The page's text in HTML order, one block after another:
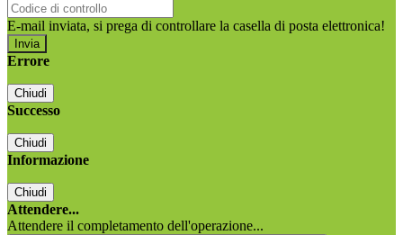
E-mail inviata, si prega di controllare la casella di posta elettronica!
Errore
Chiudi
Successo
Chiudi
Informazione
Chiudi
Attendere...
Attendere il completamento dell'operazione...